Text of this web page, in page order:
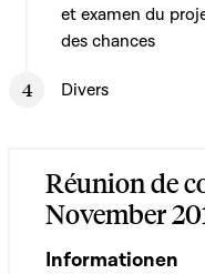
et examen du
des chances
Divers
Réunion de
November
Informationen